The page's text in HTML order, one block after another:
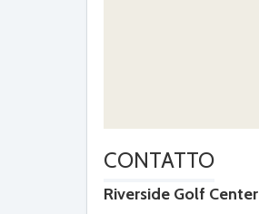
CONTATTO
Riverside Golf Center